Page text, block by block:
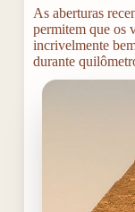
As aberturas
permitem que os
incrivelmente
durante